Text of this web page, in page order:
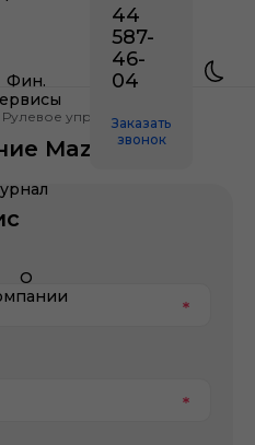
Фин.
О
44
587-
46-
04
Заказать
звонок
Рулевое управление
Mazda